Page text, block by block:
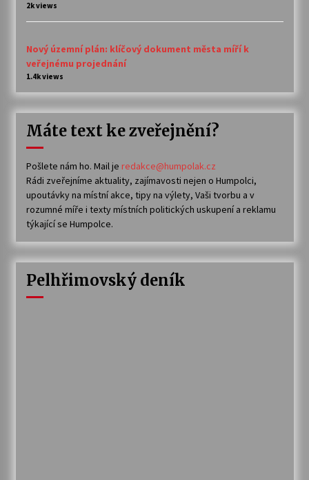
2k views
Nový územní plán: klíčový dokument města míří k
veřejnému projednání
1.4k views
Máte text ke zveřejnění?
Pošlete nám ho. Mail je redakce@humpolak.cz
Rádi zveřejníme aktuality, zajímavosti nejen o Humpolci,
upoutávky na místní akce, tipy na výlety, Vaši tvorbu a v
rozumné míře i texty místních politických uskupení a reklamu
týkající se Humpolce.
Pelhřimovský deník